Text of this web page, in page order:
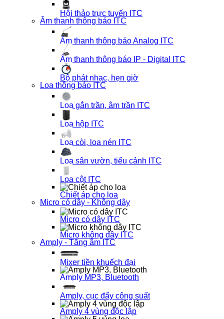
Hội thảo trực tuyến ITC
Âm thanh thông báo ITC
Âm thanh thông báo Analog ITC
Âm thanh thông báo IP - Digital ITC
Bộ phát nhạc, hẹn giờ
Loa thông báo ITC
Loa gắn trần, âm trần ITC
Loa hộp ITC
Loa còi, loa nén ITC
Loa sân vườn, tiểu cảnh ITC
Loa cột ITC
Chiết áp cho loa
Micro có dây - Không dây
Micro có dây ITC
Micro không dây ITC
Amply - Tăng âm ITC
Mixer tiền khuếch đại
Amply MP3, Bluetooth
Amply, cục đẩy công suất
Amply 4 vùng độc lập